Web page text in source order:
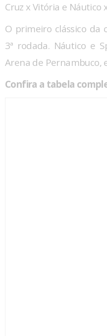
Cruz x Vitória e Náutico
O primeiro clássico da
3ª rodada. Náutico e
Arena de Pernambuco,
Confira a tabela